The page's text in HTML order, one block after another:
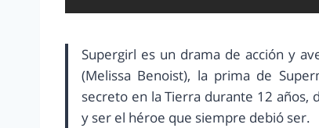
Supergirl es un drama de acción y
(Melissa Benoist), la prima de
secreto en la Tierra durante 12 años,
y ser el héroe que siempre debió ser.